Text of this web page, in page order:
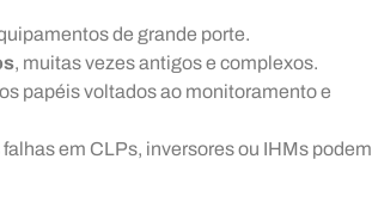
de grande porte.
, muitas vezes antigos e complexos.
papéis voltados ao monitoramento e
falhas em CLPs, inversores ou IHMs podem